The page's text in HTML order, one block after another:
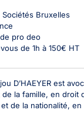
Bruxelles
pro deo
de 1h à 150€ HT
D’HAEYER est
la famille, en droit
de la nationalité,